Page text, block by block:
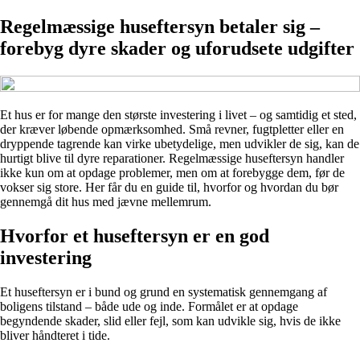
Regelmæssige huseftersyn betaler sig –
forebyg dyre skader og uforudsete udgifter
Et hus er for mange den største investering i livet – og samtidig et sted,
der kræver løbende opmærksomhed. Små revner, fugtpletter eller en
dryppende tagrende kan virke ubetydelige, men udvikler de sig, kan de
hurtigt blive til dyre reparationer. Regelmæssige huseftersyn handler
ikke kun om at opdage problemer, men om at forebygge dem, før de
vokser sig store. Her får du en guide til, hvorfor og hvordan du bør
gennemgå dit hus med jævne mellemrum.
Hvorfor et huseftersyn er en god
investering
Et huseftersyn er i bund og grund en systematisk gennemgang af
boligens tilstand – både ude og inde. Formålet er at opdage
begyndende skader, slid eller fejl, som kan udvikle sig, hvis de ikke
bliver håndteret i tide.